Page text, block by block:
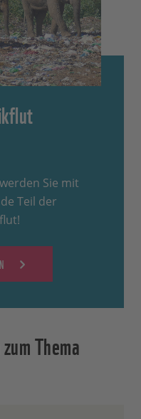
Sie mit
Teil der
Thema